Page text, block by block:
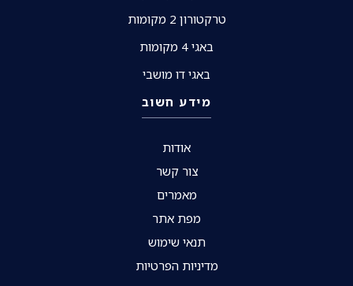
טרקטורון 2 מקומות
באגי 4 מקומות
באגי דו מושבי
מידע חשוב
אודות
צור קשר
מאמרים
מפת אתר
תנאי שימוש
מדיניות הפרטיות